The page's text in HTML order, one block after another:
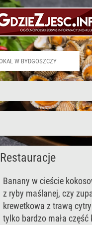
Restauracje
Banany w cieście
z ryby maślanej, czy
krewetkowa z trawą
tylko bardzo mała część